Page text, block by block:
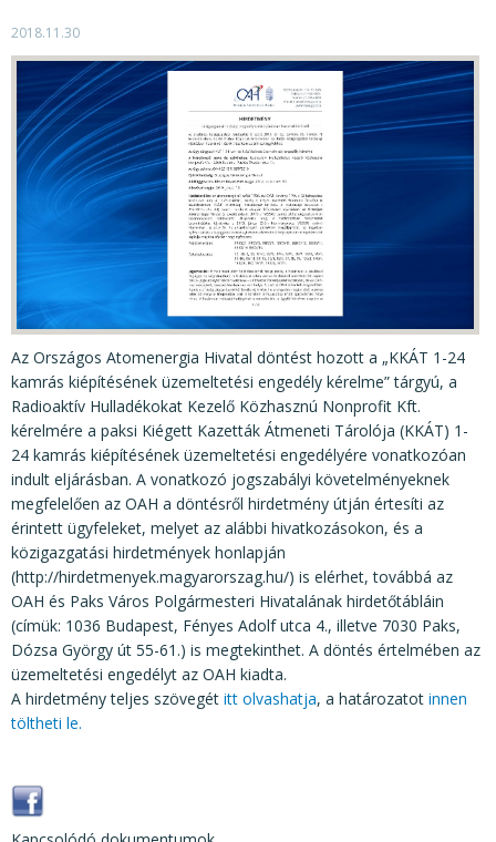
KÖZÉRDEKŰ ADATOK
JOGI SZABÁLYOZÁS, ÚTMUTATÓK
KIADVÁNYOK, JELENTÉSEK
NYOMTATVÁNYOK, SZOFTVEREK
E-ÜGYINTÉZÉS
2018.11.30
Az Országos Atomenergia Hivatal döntést hozott a „KKÁT 1-24
kamrás kiépítésének üzemeltetési engedély kérelme” tárgyú, a
Radioaktív Hulladékokat Kezelő Közhasznú Nonprofit Kft.
kérelmére a paksi Kiégett Kazetták Átmeneti Tárolója (KKÁT) 1-
24 kamrás kiépítésének üzemeltetési engedélyére vonatkozóan
indult eljárásban. A vonatkozó jogszabályi követelményeknek
megfelelően az OAH a döntésről hirdetmény útján értesíti az
érintett ügyfeleket, melyet az alábbi hivatkozásokon, és a
közigazgatási hirdetmények honlapján
(http://hirdetmenyek.magyarorszag.hu/) is elérhet, továbbá az
OAH és Paks Város Polgármesteri Hivatalának hirdetőtábláin
(címük: 1036 Budapest, Fényes Adolf utca 4., illetve 7030 Paks,
Dózsa György út 55-61.) is megtekinthet. A döntés értelmében az
üzemeltetési engedélyt az OAH kiadta.
A hirdetmény teljes szövegét itt olvashatja, a határozatot innen
töltheti le.